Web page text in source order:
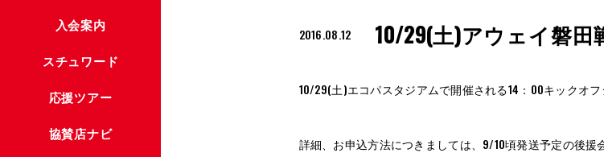
入会案内
スチュワード
応援ツアー
協賛店ナビ
2016.08.12 10/29(土)アウェイ磐田
10/29(土)エコパスタジアムで開催される14：00キックオ
詳細、お申込方法につきましては、9/10頃発送予定の後援